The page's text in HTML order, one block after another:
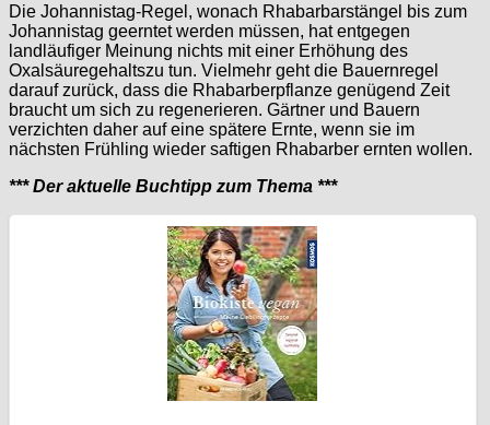
Die Johannistag-Regel, wonach Rhabarbarstängel bis zum
Johannistag geerntet werden müssen, hat entgegen
landläufiger Meinung nichts mit einer Erhöhung des
Oxalsäuregehaltszu tun. Vielmehr geht die Bauernregel
darauf zurück, dass die Rhabarberpflanze genügend Zeit
braucht um sich zu regenerieren. Gärtner und Bauern
verzichten daher auf eine spätere Ernte, wenn sie im
nächsten Frühling wieder saftigen Rhabarber ernten wollen.
*** Der aktuelle Buchtipp zum Thema ***